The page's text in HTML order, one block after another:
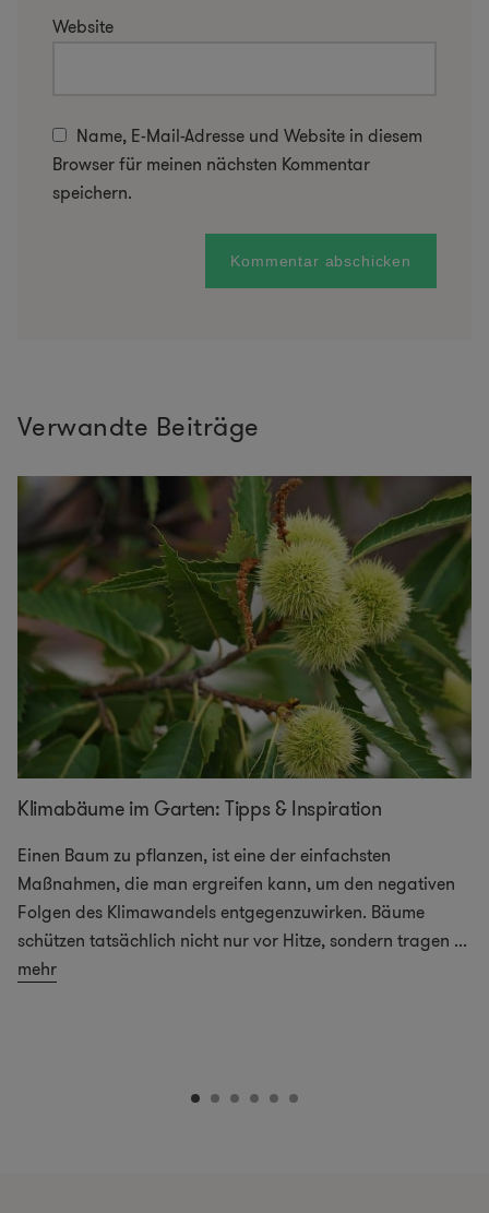
Website
Name, E-Mail-Adresse und Website in diesem
Browser für meinen nächsten Kommentar
speichern.
Verwandte Beiträge
Klimabäume im Garten: Tipps & Inspiration
Einen Baum zu pflanzen, ist eine der einfachsten
Maßnahmen, die man ergreifen kann, um den negativen
Folgen des Klimawandels entgegenzuwirken. Bäume
schützen tatsächlich nicht nur vor Hitze, sondern tragen ...
mehr